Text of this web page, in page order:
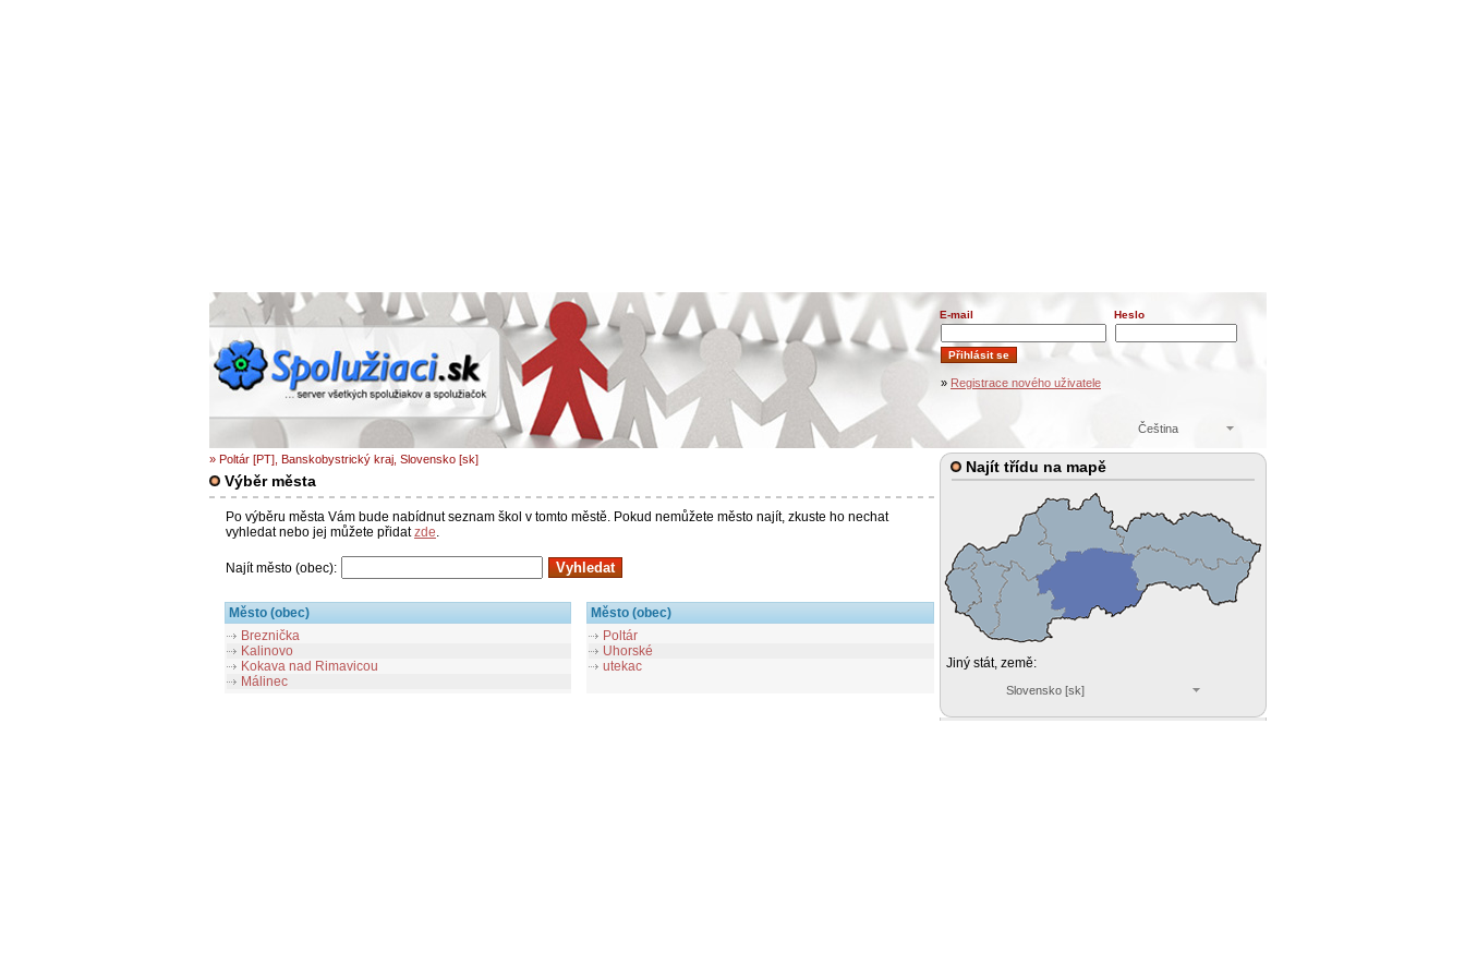
E-mail Heslo
» Registrace nového uživatele
Čeština
Najít třídu na mapě
Jiný stát, země:
Slovensko [sk]
» Poltár [PT], Banskobystrický kraj, Slovensko [sk]
Výběr města
Po výběru města Vám bude nabídnut seznam škol v tomto městě. Pokud nemůžete město najít, zkuste ho nechat
vyhledat nebo jej můžete přidatzde
Najít město (obec):
Město (obec)
Město (obec)
Breznička
Kalinovo
Kokava nad Rimavicou
Málinec
Poltár
Uhorské
utekac